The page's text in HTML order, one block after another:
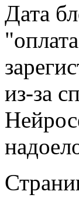
Дата
из-за